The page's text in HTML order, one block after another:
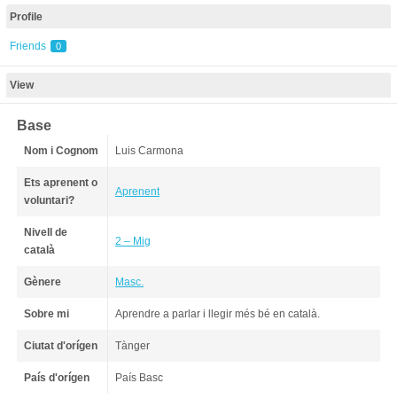
Profile
Friends 0
View
Base
Nom i Cognom Luis Carmona
Ets aprenent o
voluntari?
Aprenent
Nivell de
català
2 – Mig
Gènere Masc.
Sobre mi Aprendre a parlar i llegir més bé en català.
Ciutat d'orígen Tànger
País d'orígen País Basc